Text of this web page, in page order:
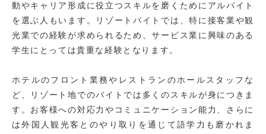
動やキャリア形成に役立つスキルを磨くためにアルバイト
を選ぶ人もいます。リゾートバイトでは、特に接客業や観
光業での経験が求められるため、サービス業に興味のある
学生にとっては貴重な経験となります。
ホテルのフロント業務やレストランのホールスタッフな
ど、リゾート地でのバイトでは多くのスキルが身につきま
す。お客様への対応力やコミュニケーション能力、さらに
は外国人観光客とのやり取りを通じて語学力も磨かれま